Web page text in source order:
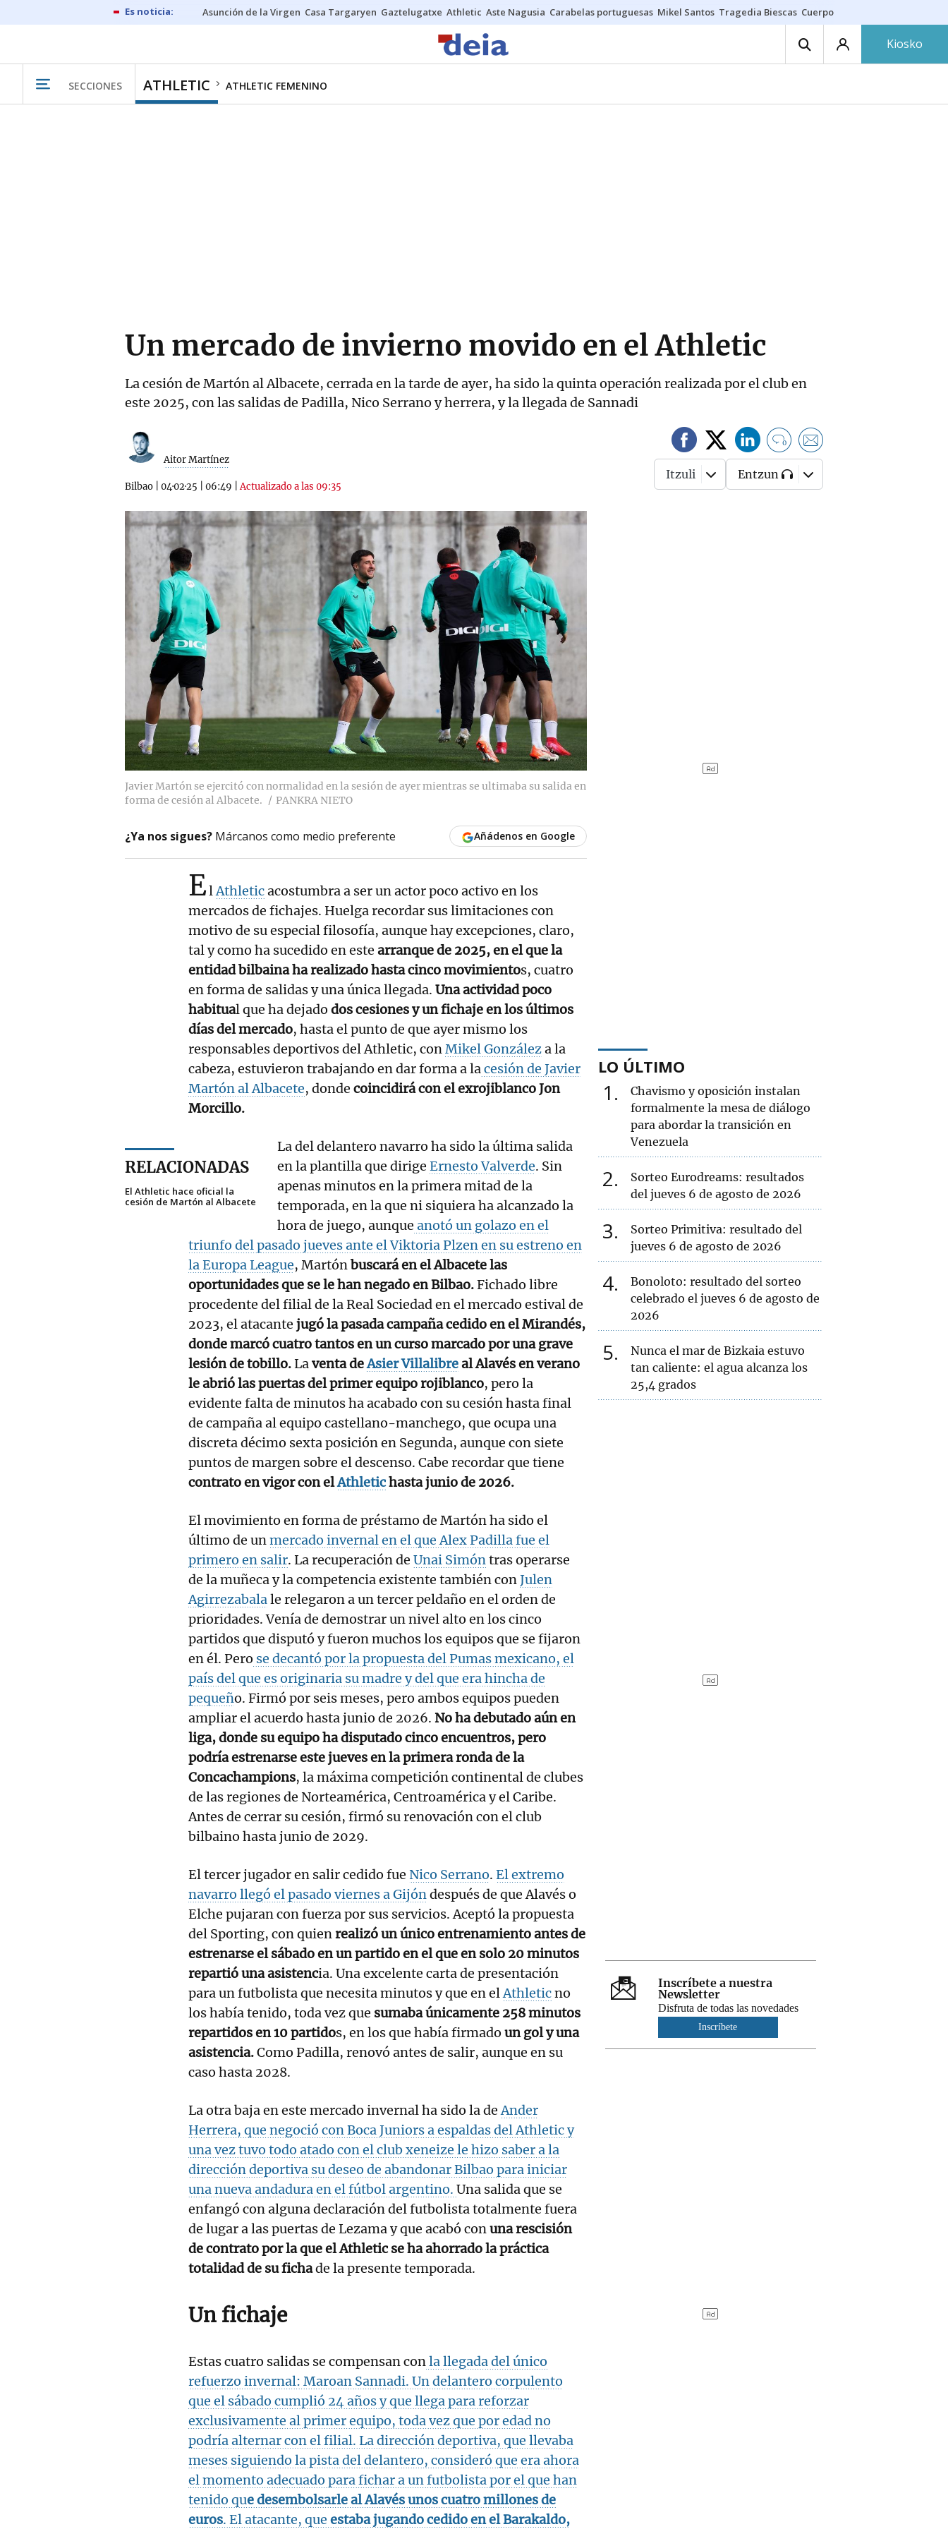
Asunción de la Virgen Casa Targaryen Gaztelugatxe Athletic Aste Nagusia Carabelas portuguesas Mikel Santos Tragedia Biescas Cuerpo ría
Kiosko
SECCIONES ATHLETIC ATHLETIC FEMENINO
Un mercado de invierno movido en el Athletic
La cesión de Martón al Albacete, cerrada en la tarde de ayer, ha sido la quinta operación realizada por el club en
este 2025, con las salidas de Padilla, Nico Serrano y herrera, y la llegada de Sannadi
Aitor Martínez
Bilbao 04·02·25 06:49 |Actualizado a las 09:35
0
Itzuli Entzun
Javier Martón se ejercitó con normalidad en la sesión de ayer mientras se ultimaba su salida en
forma de cesión al Albacete.
PANKRA NIETO
¿Ya nos sigues? Márcanos como medio preferente Añádenos en Google
ElAthleticacostumbra a ser un actor poco activo en los
mercados de fichajes. Huelga recordar sus limitaciones con
motivo de su especial filosofía, aunque hay excepciones, claro,
tal y como ha sucedido en este arranque de 2025, en el que la
entidad bilbaina ha realizado hasta cinco movimientos, cuatro
en forma de salidas y una única llegada. Una actividad poco
habitual que ha dejado dos cesiones y un fichaje en los últimos
días del mercado, hasta el punto de que ayer mismo los
responsables deportivos del Athletic, conMikel Gonzáleza la
cabeza, estuvieron trabajando en dar forma a lacesión de Javier
Martón al Albacete, donde coincidirá con el exrojiblanco Jon
Morcillo.
RELACIONADAS
El Athletic hace oficial la
cesión de Martón al Albacete
La del delantero navarro ha sido la última salida
en la plantilla que dirigeErnesto Valverde. Sin
apenas minutos en la primera mitad de la
temporada, en la que ni siquiera ha alcanzado la
hora de juego, aunque anotó un golazo en el
triunfo del pasado jueves ante el Viktoria Plzen en su estreno en
la Europa League, Martónbuscará en el Albacete las
oportunidades que se le han negado en Bilbao.Fichado libre
procedente del filial de la Real Sociedad en el mercado estival de
2023, el atacante jugó la pasada campaña cedido en el Mirandés,
donde marcó cuatro tantos en un curso marcado por una grave
lesión de tobillo.Laventa deAsier Villalibreal Alavés en verano
le abrió las puertas del primer equipo rojiblanco, pero la
evidente falta de minutos ha acabado con su cesión hasta final
de campaña al equipo castellano-manchego, que ocupa una
discreta décimo sexta posición en Segunda, aunque con siete
puntos de margen sobre el descenso. Cabe recordar que tiene
contrato en vigor con elAthletichasta junio de 2026.
El movimiento en forma de préstamo de Martón ha sido el
último de unmercado invernal en el que Alex Padilla fue el
primero en salir. La recuperación de Unai Simóntras operarse
de la muñeca y la competencia existente también conJulen
Agirrezabalale relegaron a un tercer peldaño en el orden de
prioridades. Venía de demostrar un nivel alto en los cinco
partidos que disputó y fueron muchos los equipos que se fijaron
en él. Pero se decantó por la propuesta del Pumas mexicano, el
país del que es originaria su madre y del que era hincha de
pequeño. Firmó por seis meses, pero ambos equipos pueden
ampliar el acuerdo hasta junio de 2026. No ha debutado aún en
liga, donde su equipo ha disputado cinco encuentros, pero
podría estrenarse este jueves en la primera ronda de la
Concachampions, la máxima competición continental de clubes
de las regiones de Norteamérica, Centroamérica y el Caribe.
Antes de cerrar su cesión, firmó su renovación con el club
bilbaino hasta junio de 2029.
El tercer jugador en salir cedido fue Nico Serrano. El extremo
navarro llegó el pasado viernes a Gijóndespués de que Alavés o
Elche pujaran con fuerza por sus servicios. Aceptó la propuesta
del Sporting, con quienrealizó un único entrenamiento antes de
estrenarse el sábado en un partido en el que en solo 20 minutos
repartió una asistencia. Una excelente carta de presentación
para un futbolista que necesita minutos y que en elAthleticno
los había tenido, toda vez que sumaba únicamente 258 minutos
repartidos en 10 partidos, en los que había firmado un gol y una
asistencia.Como Padilla, renovó antes de salir, aunque en su
caso hasta 2028.
La otra baja en este mercado invernal ha sido la deAnder
Herrera, que negoció con Boca Juniors a espaldas del Athletic y
una vez tuvo todo atado con el club xeneize le hizo saber a la
dirección deportiva su deseo de abandonar Bilbao para iniciar
una nueva andadura en el fútbol argentino. Una salida que se
enfangó con alguna declaración del futbolista totalmente fuera
de lugar a las puertas de Lezama y que acabó conuna rescisión
de contrato por la que el Athletic se ha ahorrado la práctica
totalidad de su fichade la presente temporada.
Un fichaje
Estas cuatro salidas se compensan conla llegada del único
refuerzo invernal: Maroan Sannadi. Un delantero corpulento
que el sábado cumplió 24 años y que llega para reforzar
exclusivamente al primer equipo, toda vez que por edad no
podría alternar con el filial. La dirección deportiva, que llevaba
meses siguiendo la pista del delantero, consideró que era ahora
el momento adecuado para fichar a un futbolista por el que han
tenido que desembolsarle al Alavés unos cuatro millones de
euros. El atacante, que estaba jugando cedido en el Barakaldo,
LO ÚLTIMO
1
Chavismo y oposición instalan
formalmente la mesa de diálogo
para abordar la transición en
Venezuela
2
Sorteo Eurodreams: resultados
del jueves 6 de agosto de 2026
3
Sorteo Primitiva: resultado del
jueves 6 de agosto de 2026
4
Bonoloto: resultado del sorteo
celebrado el jueves 6 de agosto de
2026
5
Nunca el mar de Bizkaia estuvo
tan caliente: el agua alcanza los
25,4 grados
Inscríbete a nuestra
Newsletter
Disfruta de todas las novedades
Inscríbete